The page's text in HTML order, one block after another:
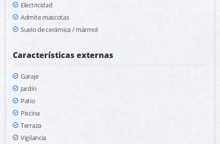
Electricidad
Admite mascotas
Suelo de cerámica / mármol
Características externas
Garaje
Jardín
Patio
Piscina
Terraza
Vigilancia